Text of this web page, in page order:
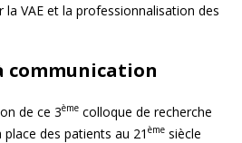
la VAE et la professionnalisation des
communication
de ce 3ème colloque de recherche
des patients au 21 ème siècle